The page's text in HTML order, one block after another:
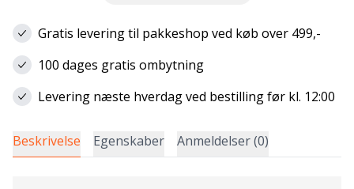
Gratis levering til pakkeshop ved køb over 499,-
100 dages gratis ombytning
Levering næste hverdag ved bestilling før kl. 12:00
Beskrivelse Egenskaber Anmeldelser (0)